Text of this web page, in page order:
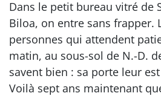
Dans le petit bureau vitré de
Biloa, on entre sans frapper.
personnes qui attendent
matin, au sous-sol de N.-D.
savent bien : sa porte leur
Voilà sept ans maintenant